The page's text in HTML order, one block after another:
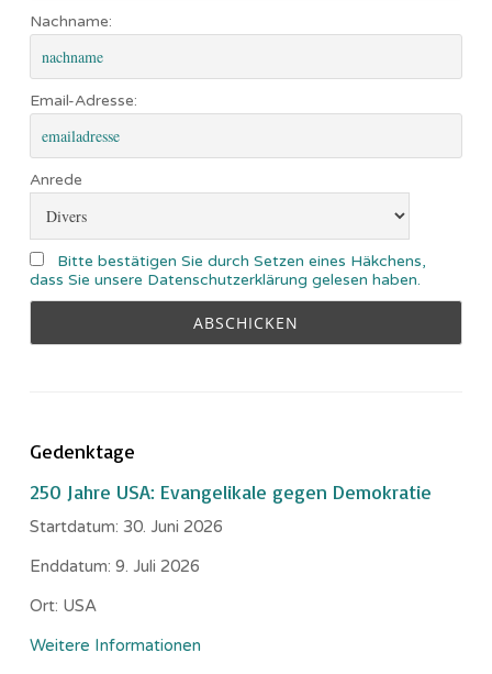
Nachname:
Email-Adresse:
Anrede
Bitte bestätigen Sie durch Setzen eines Häkchens,
dass Sie unsere Datenschutzerklärung gelesen haben.
Gedenktage
250 Jahre USA: Evangelikale gegen Demokratie
Startdatum: 30. Juni 2026
Enddatum: 9. Juli 2026
Ort: USA
Weitere Informationen